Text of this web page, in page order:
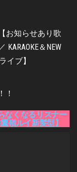
！
なくなるリスナー
嶺ルイ新髪型】